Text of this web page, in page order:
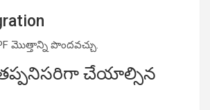
మొత్తాన్ని పొందవచ్చు.
తప్పనిసరిగా చేయాల్సిన